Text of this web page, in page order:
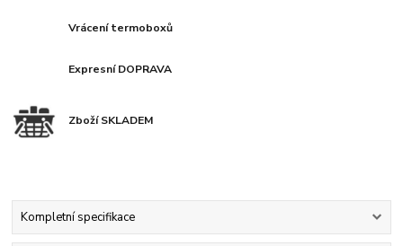
Vrácení termoboxů
Expresní DOPRAVA
Zboží SKLADEM
Kompletní specifikace